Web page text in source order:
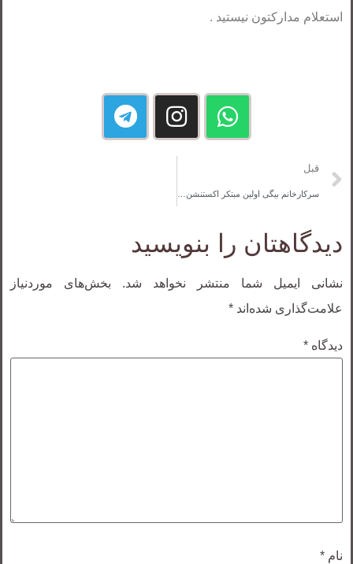
استعلام مدارکتون نیستید .
قبل
دیدگاهتان را بنویسید
نشانی ایمیل شما منتشر نخواهد شد.
بخش‌های موردنیاز
علامت‌گذاری شده‌اند *
دیدگاه *
نام *